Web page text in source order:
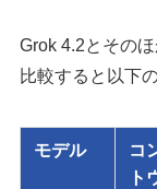
Grok 4.2とその
比較すると以下
モデル
コ
ト